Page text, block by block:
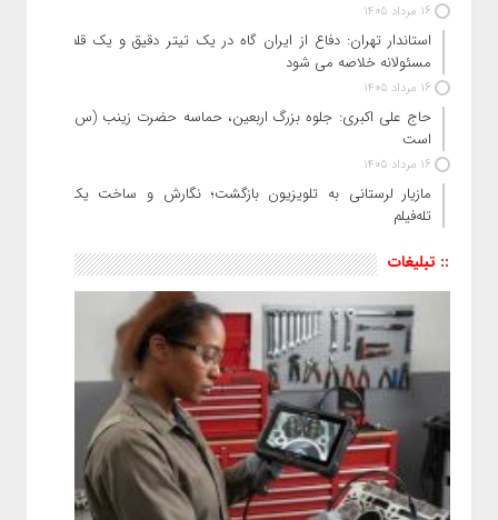
16 مرداد 1405
استاندار تهران: دفاع از ایران گاه در یک تیتر دقیق و یک قلم
مسئولانه خلاصه می شود
16 مرداد 1405
حاج‌ علی‌ اکبری: جلوه بزرگ اربعین، حماسه حضرت زینب (س)
است
16 مرداد 1405
مازیار لرستانی به تلویزیون بازگشت؛ نگارش و ساخت یک
تله‌فیلم
:: تبلیغات